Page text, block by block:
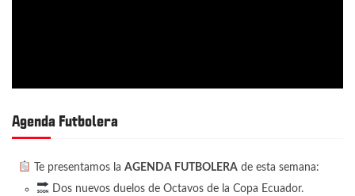
Agenda Futbolera
Te presentamos la AGENDA FUTBOLERAde esta semana:
Dos nuevos duelos de Octavos de la Copa Ecuador.